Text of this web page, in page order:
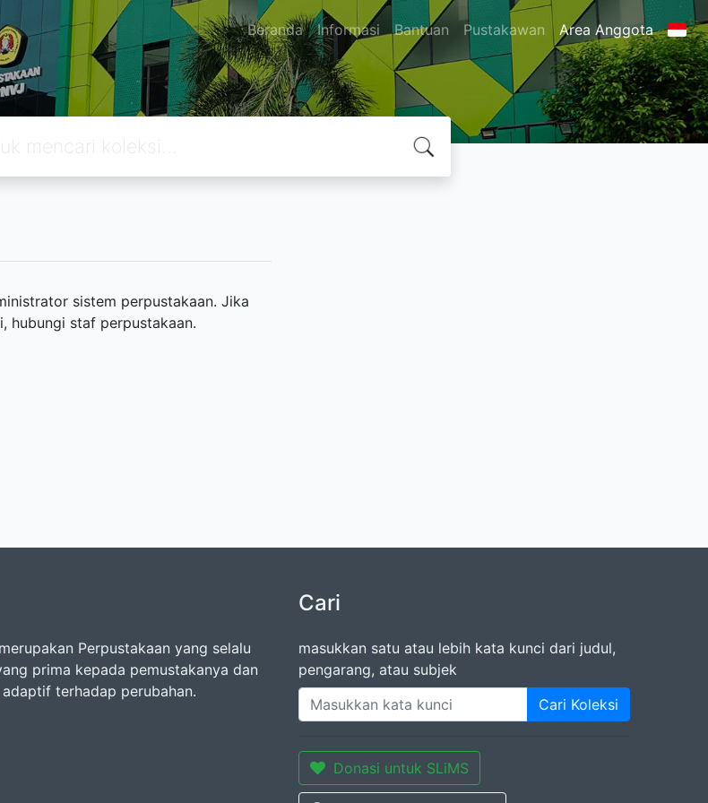
Beranda Informasi Bantuan Pustakawan Area Anggota
sistem perpustakaan. Jika
hubungi staf perpustakaan.
Perpustakaan yang selalu
prima kepada pemustakanya dan
terhadap perubahan.
Cari
masukkan satu atau lebih kata kunci dari judul,
pengarang, atau subjek
Cari Koleksi
Donasi untuk SLiMS